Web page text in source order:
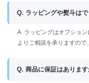
Q. ラッピングや熨斗はで
A. ラッピングはオプショ
よりご相談を承りますので
Q. 商品に保証はあります